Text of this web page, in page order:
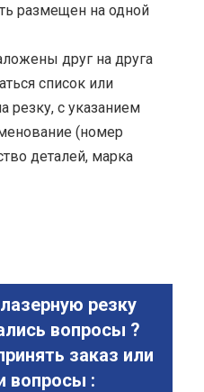
размещен на одной
друг на друга
список или
резку, с указанием
(номер
деталей, марка
резку
вопросы ?
заказ или
вопросы :